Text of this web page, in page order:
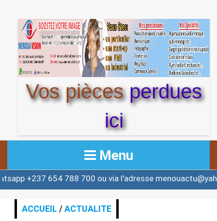
Vos piècesperdues
ici
Menu
ACCUEIL
ACTUALITE
654 788 700 ou via l'adresse menouactu@yahoo.com
ACCUEIL /ACTUALITE